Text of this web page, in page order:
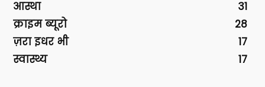
आस्था
31
क्राइम ब्यूरो
28
ज़रा इधर भी
17
स्वास्थ्य
17